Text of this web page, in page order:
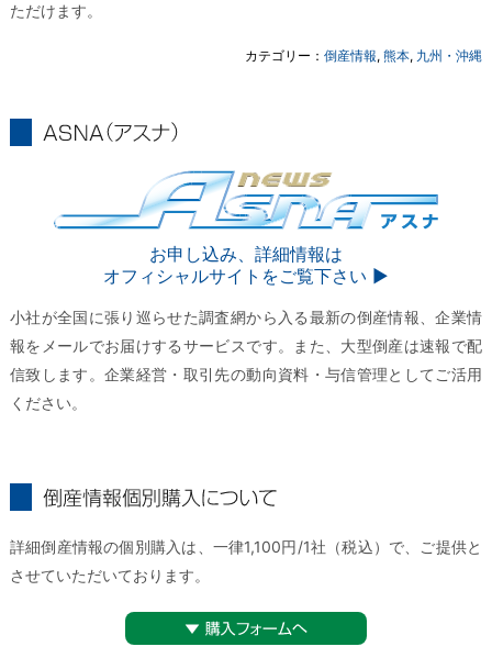
ただけます。
カテゴリー：倒産情報,熊本, 九州・沖縄
お申し込み、詳細情報は
オフィシャルサイトをご覧下さい ▶︎
小社が全国に張り巡らせた調査網から入る最新の倒産情報、企業情
報をメールでお届けするサービスです。また、大型倒産は速報で配
信致します。企業経営・取引先の動向資料・与信管理としてご活用
ください。
詳細倒産情報の個別購入は、一律1,100円/1社（税込）で、ご提供と
させていただいております。